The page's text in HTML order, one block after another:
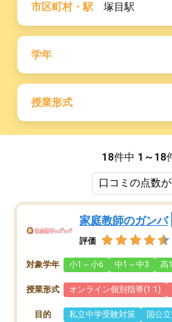
市区町村・駅 塚目駅
学年
授業形式
18件中 1～18
家庭教師のガンバ
評価
対象学年 小1～小6 中1～中3 高
授業形式 オンライン個別指導(1:1)
目的 私立中学受験対策
国公